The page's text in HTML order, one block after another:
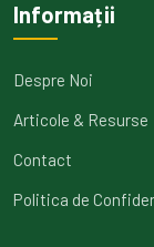
Informații
Despre Noi
Articole & Resurse
Contact
Politica de